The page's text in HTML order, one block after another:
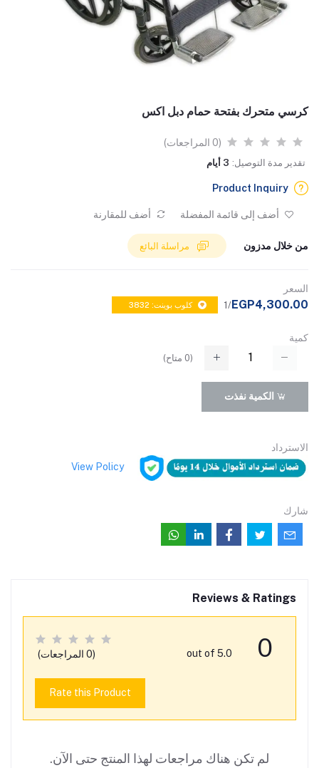
كرسي متحرك بفتحة حمام دبل اكس
(0 المراجعات)
تقدير مدة التوصيل: 3 أيام
Product Inquiry
أضف إلى قائمة المفضلة أضف للمقارنة
من خلال مدزون
السعر
EGP4,300.00
/1 كلوب بوينت: 3832
كمية
(
0 متاح)
الكمية نفذت
الاسترداد
View Policy
شارك
Reviews & Ratings
0
out of 5.0 (0 المراجعات)
Rate this Product
لم تكن هناك مراجعات لهذا المنتج حتى الآن.